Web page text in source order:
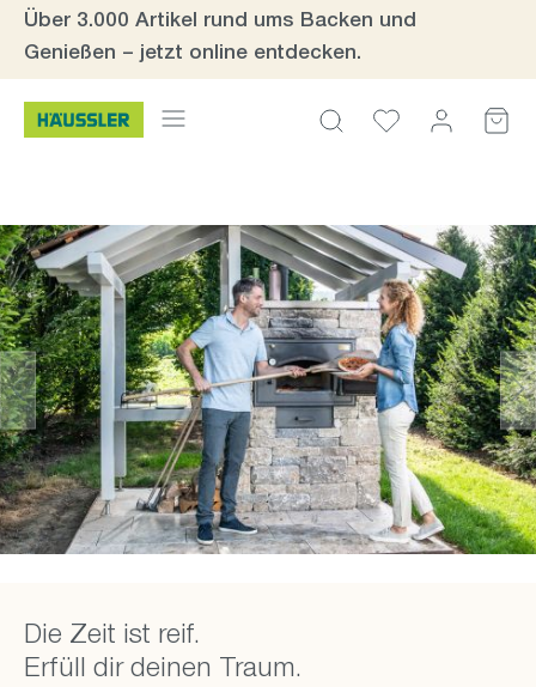
Zum Hauptinhalt springen
Über 3.000 Artikel rund ums Backen und
Genießen – jetzt online entdecken.
Bildergalerie überspringen
Die Zeit ist reif.
Erfüll dir deinen Traum.